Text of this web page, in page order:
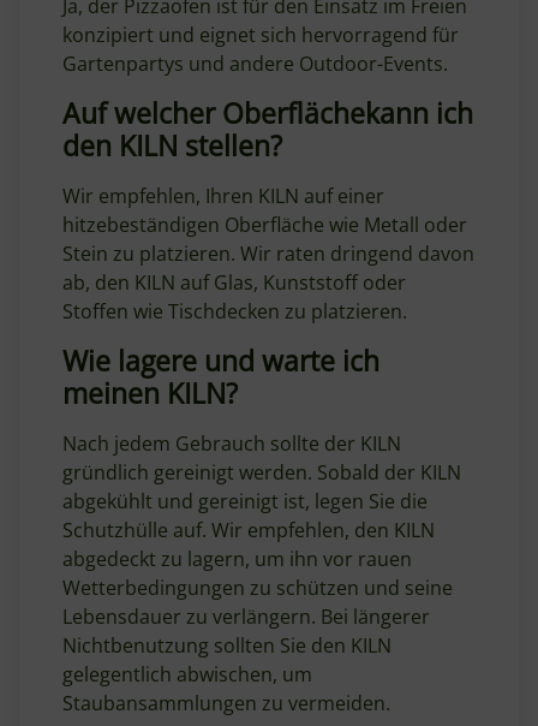
Ja, der Pizzaofen ist für den Einsatz im Freien
konzipiert und eignet sich hervorragend für
Gartenpartys und andere Outdoor-Events.
Auf welcher Oberflächekann ich
den KILN stellen?
Wir empfehlen, Ihren KILN auf einer
hitzebeständigen Oberfläche wie Metall oder
Stein zu platzieren. Wir raten dringend davon
ab, den KILN auf Glas, Kunststoff oder
Stoffen wie Tischdecken zu platzieren.
Wie lagere und warte ich
meinen KILN?
Nach jedem Gebrauch sollte der KILN
gründlich gereinigt werden. Sobald der KILN
abgekühlt und gereinigt ist, legen Sie die
Schutzhülle auf. Wir empfehlen, den KILN
abgedeckt zu lagern, um ihn vor rauen
Wetterbedingungen zu schützen und seine
Lebensdauer zu verlängern. Bei längerer
Nichtbenutzung sollten Sie den KILN
gelegentlich abwischen, um
Staubansammlungen zu vermeiden.